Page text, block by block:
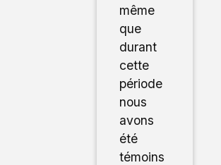
même
que
durant
cette
période
nous
avons
été
témoins